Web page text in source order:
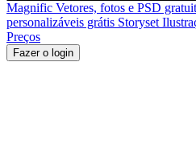
Magnific Vetores, fotos e PSD
personalizáveis grátis Storyset
Preços
Fazer o login